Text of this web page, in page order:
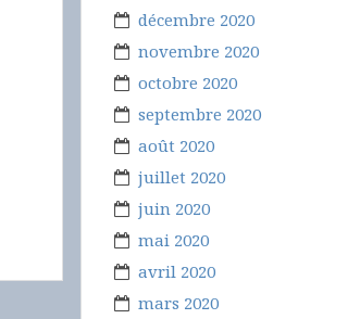
décembre 2020
novembre 2020
octobre 2020
septembre 2020
août 2020
juillet 2020
juin 2020
mai 2020
avril 2020
mars 2020